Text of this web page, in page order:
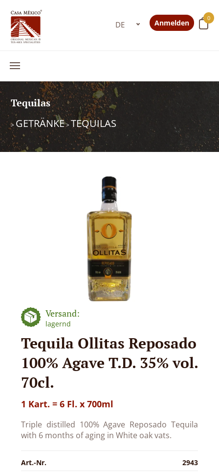
0
Anmelden
Tequilas
> GETRÄNKE>TEQUILAS
Versand:
lagernd
Tequila Ollitas Reposado
100% Agave T.D. 35% vol.
70cl.
1 Kart. = 6 Fl. x 700ml
Triple distilled 100% Agave Reposado Tequila
with 6 months of aging in White oak vats.
Art.-Nr. 2943